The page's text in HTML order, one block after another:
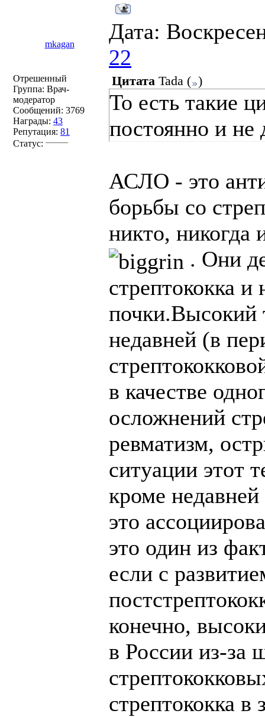
mkagan
Дата:
22
Отрешенный
Группа: Врач-
модератор
Сообщений: 3769
Награды: 43
Репутация: 81
Статус:
Цитата Tada ( )
То есть такие
постоянно и не
АСЛО - это
борьбы со
никто, никогда
. Они
стрептококка
почки.Высокий
недавней (в
в качестве
осложнений
ревматизм,
ситуации этот
кроме
это
это один из
если с
конечно,
в России из-за
стрептококка в